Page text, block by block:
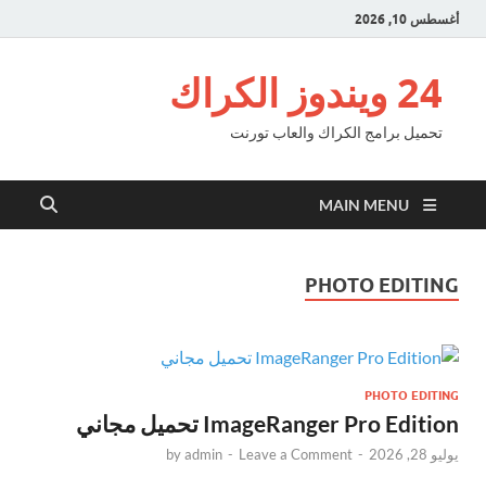
أغسطس 10, 2026
24 ويندوز الكراك
تحميل برامج الكراك والعاب تورنت
MAIN MENU
PHOTO EDITING
PHOTO EDITING
ImageRanger Pro Edition تحميل مجاني
يوليو 28, 2026 -
byadmin - Leave a Comment